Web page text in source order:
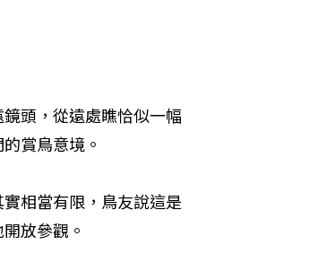
頭，從遠處瞧恰似一幅
賞鳥意境。
相當有限，鳥友說這是
放參觀。